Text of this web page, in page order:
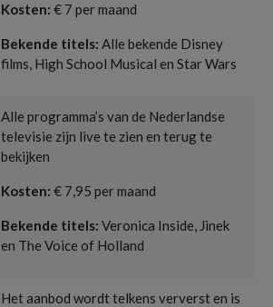
Kosten: € 7 per maand
Bekende titels: Alle bekende Disney
films, High School Musical en Star Wars
Alle programma’s van de Nederlandse
televisie zijn live te zien en terug te
bekijken
Kosten: € 7,95 per maand
Bekende titels: Veronica Inside, Jinek
en The Voice of Holland
Het aanbod wordt telkens ververst en is